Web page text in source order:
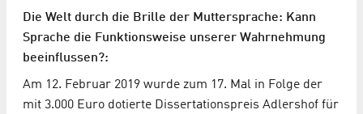
Die Welt durch die Brille der Muttersprache: Kann
Sprache die Funktionsweise unserer Wahrnehmung
beeinflussen?:
Am 12. Februar 2019 wurde zum 17. Mal in Folge der
mit 3.000 Euro dotierte Dissertationspreis Adlershof für